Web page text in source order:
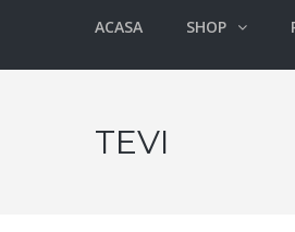
ACASA SHOP
TEVI